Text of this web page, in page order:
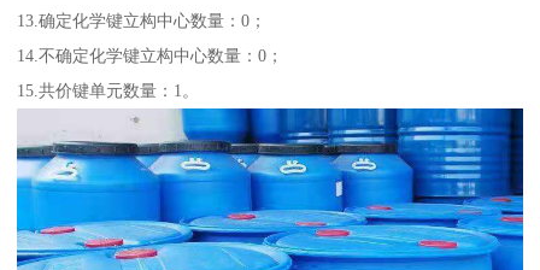
13.确定化学键立构中心数量：0；
14.不确定化学键立构中心数量：0；
15.共价键单元数量：1。